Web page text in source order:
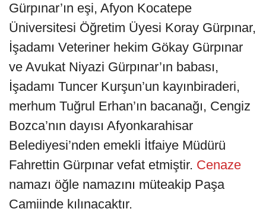
Gürpınar’ın eşi, Afyon Kocatepe
Üniversitesi Öğretim Üyesi Koray Gürpınar,
İşadamı Veteriner hekim Gökay Gürpınar
ve Avukat Niyazi Gürpınar’ın babası,
İşadamı Tuncer Kurşun’un kayınbiraderi,
merhum Tuğrul Erhan’ın bacanağı, Cengiz
Bozca’nın dayısı Afyonkarahisar
Belediyesi’nden emekli İtfaiye Müdürü
Fahrettin Gürpınar vefat etmiştir. Cenaze
namazı öğle namazını müteakip Paşa
Camiinde kılınacaktır.